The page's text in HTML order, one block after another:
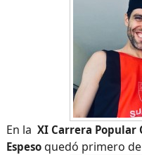
En la XI Carrera Popular
Espesoquedó primero